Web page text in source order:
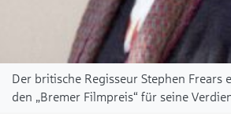
Der britische Regisseur Stephen Frears
den „Bremer Filmpreis“ für seine